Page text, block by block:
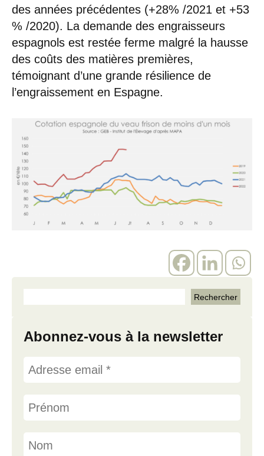
des années précédentes (+28% /2021 et +53
% /2020). La demande des engraisseurs
espagnols est restée ferme malgré la hausse
des coûts des matières premières,
témoignant d’une grande résilience de
l’engraissement en Espagne.
Abonnez-vous à la newsletter